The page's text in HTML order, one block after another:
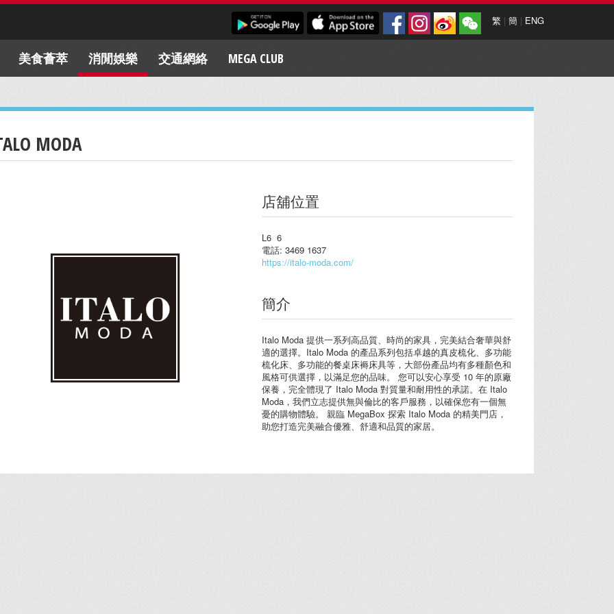
繁 | 簡 | ENG
美食薈萃 消閒娛樂 交通網絡 MEGA CLUB
MODA
店舖位置
L6 6
電話: 3469 1637
https://italo-moda.com/
簡介
Italo Moda 提供一系列高品質、時尚的家具，完美結合奢華與舒
適的選擇。Italo Moda 的產品系列包括卓越的真皮梳化、多功能
梳化床、多功能的餐桌床褥床具等，大部份產品均有多種顏色和
風格可供選擇，以滿足您的品味。 您可以安心享受 10 年的原廠
保養，完全體現了 Italo Moda 對質量和耐用性的承諾。在 Italo
Moda，我們立志提供無與倫比的客戶服務，以確保您有一個無
憂的購物體驗。 親臨 MegaBox 探索 Italo Moda 的精美門店，
助您打造完美融合優雅、舒適和品質的家居。